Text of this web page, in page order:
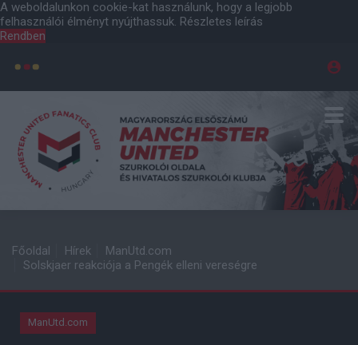
A weboldalunkon cookie-kat használunk, hogy a legjobb
felhasználói élményt nyújthassuk. Részletes leírás
Rendben
Főoldal Hírek
ManUtd.com
Solskjaer reakciója a Pengék elleni vereségre
ManUtd.com